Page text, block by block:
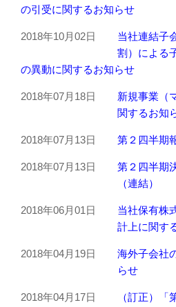
の引受に関するお知らせ
2018年10月02日
当社連結子
割）による
の異動に関するお知らせ
2018年07月18日
新規事業（
関するお知
2018年07月13日 第２四半期
2018年07月13日
第２四半期
（連結）
2018年06月01日
当社保有株
計上に関す
2018年04月19日
海外子会社
らせ
2018年04月17日
（訂正）「